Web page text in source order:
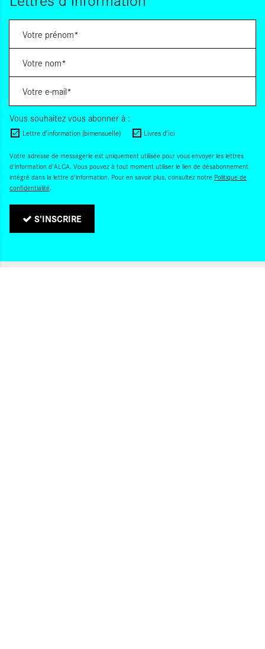
Vous souhaitez vous abonner à :
Lettre d'information (bimensuelle) Livres d'ici
Votre adresse de messagerie est uniquement utilisée pour vous envoyer les lettres
d'information d'ALCA. Vous pouvez à tout moment utiliser le lien de désabonnement
intégré dans la lettre d'information. Pour en savoir plus, consultez notre Politique de
confidentialité.
S'INSCRIRE